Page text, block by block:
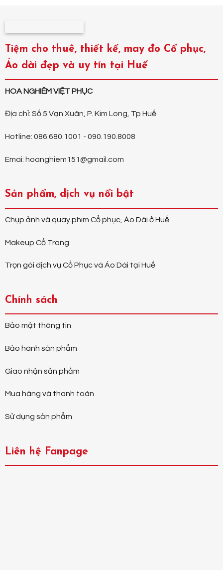
Tiệm cho thuê, thiết kế, may đo Cổ phục,
Áo dài đẹp và uy tín tại Huế
HOA NGHIÊM VIỆT PHỤC
Địa chỉ: Số 5 Vạn Xuân, P. Kim Long, Tp Huế
Hotline: 086.680.1001 - 090.190.8008
Emai: hoanghiem151@gmail.com
Sản phẩm, dịch vụ nổi bật
Chụp ảnh và quay phim Cổ phục, Áo Dài ở Huế
Makeup Cổ Trang
Trọn gói dịch vụ Cổ Phục và Áo Dài tại Huế
Chính sách
Bảo mật thông tin
Bảo hành sản phẩm
Giao nhận sản phẩm
Mua hàng và thanh toán
Sử dụng sản phẩm
Liên hệ Fanpage